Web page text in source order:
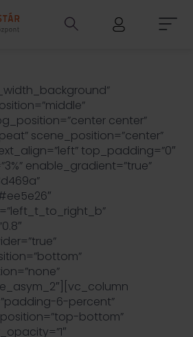
center”
scene_position=”center”
top_padding=”0″
enable_gradient=”true”
6-percent”
bottom”